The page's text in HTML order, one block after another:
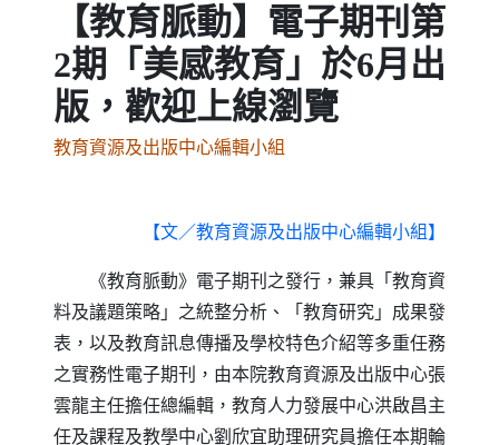
【教育脈動】電子期刊第
2期「美感教育」於6月出
版，歡迎上線瀏覽
教育資源及出版中心編輯小組
【文／教育資源及出版中心編輯小組】
《教育脈動》電子期刊之發行，兼具「教育資
料及議題策略」之統整分析、「教育研究」成果發
表，以及教育訊息傳播及學校特色介紹等多重任務
之實務性電子期刊，由本院教育資源及出版中心張
雲龍主任擔任總編輯，教育人力發展中心洪啟昌主
任及課程及教學中心劉欣宜助理研究員擔任本期輪